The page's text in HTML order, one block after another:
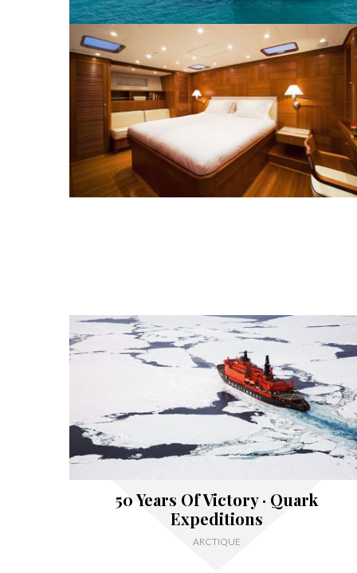
50 Years Of Victory · Quark
Expeditions
ARCTIQUE